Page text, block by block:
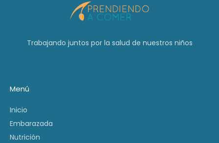
Trabajando juntos por la salud de nuestros niños
Menú
Inicio
Embarazada
Nutrición